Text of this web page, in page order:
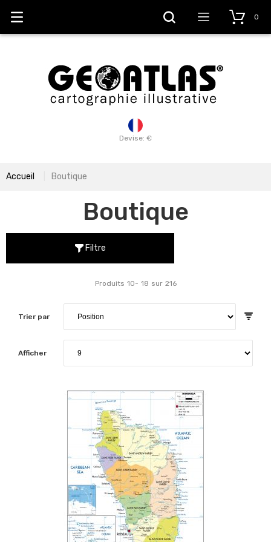
Devise: €
0
Accueil Boutique
Boutique
Filtre
Trier par
Produits 10- 18 sur 216
Afficher